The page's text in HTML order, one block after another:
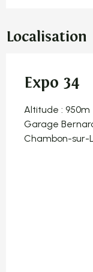
Localisation
Expo 34
Altitude : 950m
Garage
Chambon-sur-